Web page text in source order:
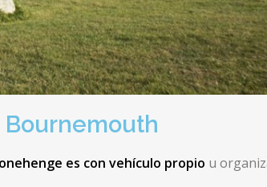
es con vehículo propio u